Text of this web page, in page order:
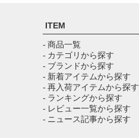
ITEM
- 商品一覧
- カテゴリから探す
- ブランドから探す
- 新着アイテムから探す
- 再入荷アイテムから探す
- ランキングから探す
- レビュー一覧から探す
- ニュース記事から探す